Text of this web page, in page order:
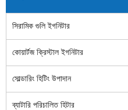
সিরামিক গুলি ইগনিটার
কোয়ার্টজ ক্রিস্টাল ইগনিটার
সোল্ডারিং হিটিং উপাদান
ব্যাটারি পরিচালিত হিটার